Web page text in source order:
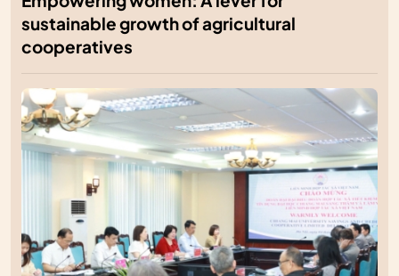
sustainable growth of agricultural
cooperatives